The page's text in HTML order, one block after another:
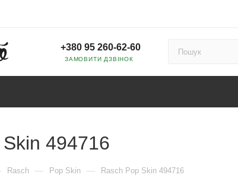
+380 95 260-62-60
ЗАМОВИТИ ДЗВІНОК
494716
Rasch — Pop Skin — Rasch Pop Skin 494716